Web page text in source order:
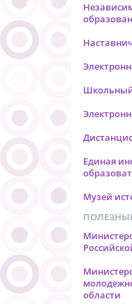
Единая
Музей
области